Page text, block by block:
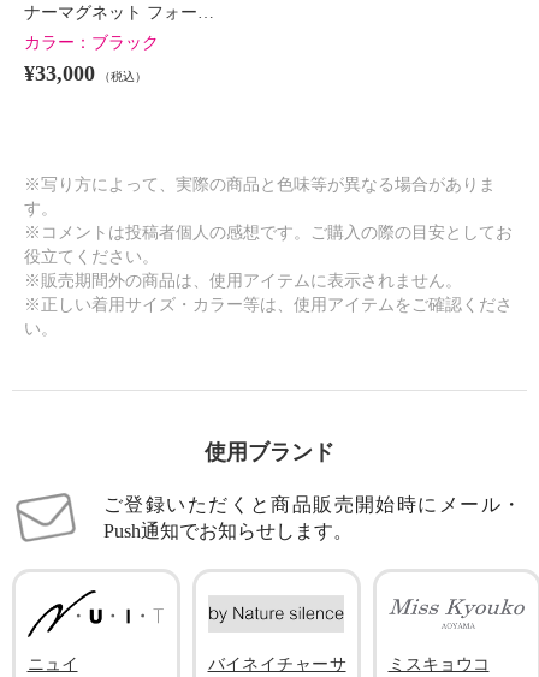
ナーマグネット フォー…
カラー： ブラック
¥33,000 （税込）
※写り方によって、実際の商品と色味等が異なる場合がありま
す。
※コメントは投稿者個人の感想です。ご購入の際の目安としてお
役立てください。
※販売期間外の商品は、使用アイテムに表示されません。
※正しい着用サイズ・カラー等は、使用アイテムをご確認くださ
い。
使用ブランド
ご登録いただくと商品販売開始時にメール・
Push通知でお知らせします。
ニュイ
バイネイチャーサ
ミスキョウコ